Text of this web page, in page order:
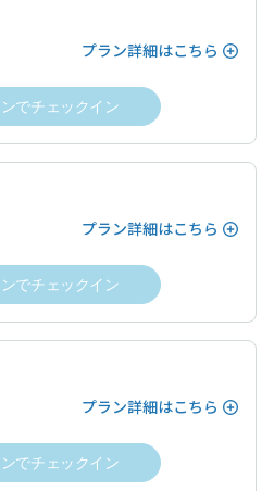
プラン詳細はこちら
でチェックイン
プラン詳細はこちら
でチェックイン
プラン詳細はこちら
でチェックイン